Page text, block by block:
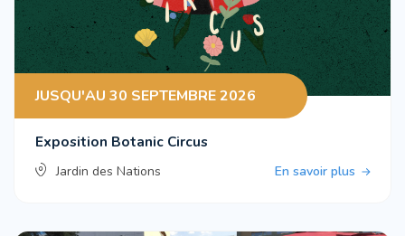
JUSQU'AU 30 SEPTEMBRE 2026
Exposition Botanic Circus
Jardin des Nations En savoir plus